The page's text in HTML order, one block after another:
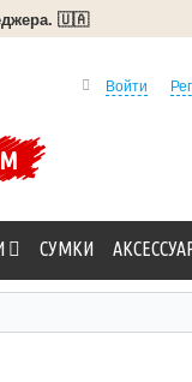
🇺🇦
Войти
СУМКИ